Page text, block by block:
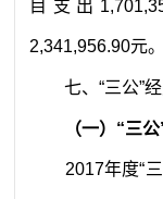
目支出
2,341,956.90元。
七、“三公”
（一）“三
2017年度“